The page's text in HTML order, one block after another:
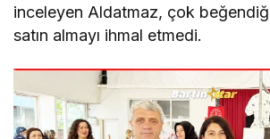
inceleyen Aldatmaz, çok
satın almayı ihmal etmedi.